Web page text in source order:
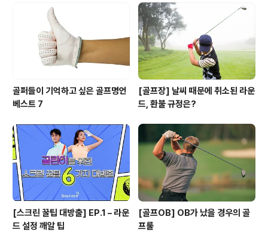
골퍼들이 기억하고 싶은 골프명언
베스트 7
[골프장] 날씨 때문에 취소된 라운
드, 환불 규정은?
[스크린 꿀팁 대방출] EP.1 – 라운
드 설정 깨알 팁
[골프OB] OB가 났을 경우의 골
프룰